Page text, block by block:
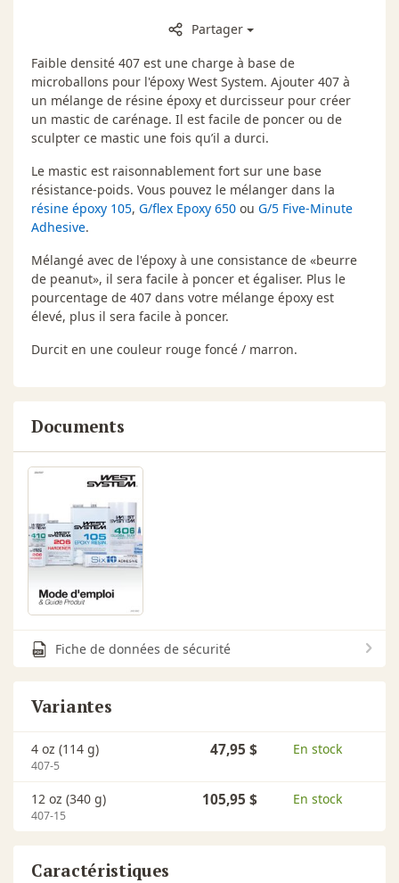
Partager
Faible densité 407 est une charge à base de
microballons pour l'époxy West System. Ajouter 407 à
un mélange de résine époxy et durcisseur pour créer
un mastic de carénage. Il est facile de poncer ou de
sculpter ce mastic une fois qu’il a durci.
Le mastic est raisonnablement fort sur une base
résistance-poids. Vous pouvez le mélanger dans la
résine époxy 105, G/flex Epoxy 650 ou G/5 Five-Minute
Adhesive.
Mélangé avec de l'époxy à une consistance de «beurre
de peanut», il sera facile à poncer et égaliser. Plus le
pourcentage de 407 dans votre mélange époxy est
élevé, plus il sera facile à poncer.
Durcit en une couleur rouge foncé / marron.
Documents
Fiche de données de sécurité
Variantes
4 oz (114 g)
407-5
47,95 $ En stock
12 oz (340 g)
407-15
105,95 $ En stock
Caractéristiques